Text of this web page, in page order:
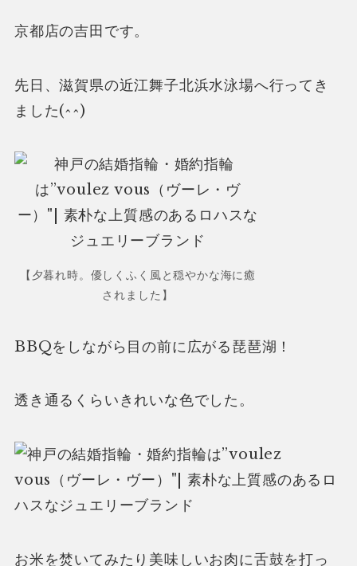
京都店の吉田です。
先日、滋賀県の近江舞子北浜水泳場へ行ってき
ました(^^)
【夕暮れ時。優しくふく風と穏やかな海に癒
されました】
BBQをしながら目の前に広がる琵琶湖！
透き通るくらいきれいな色でした。
お米を焚いてみたり美味しいお肉に舌鼓を打っ